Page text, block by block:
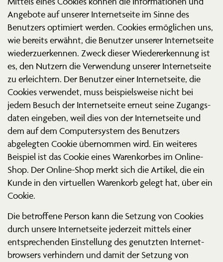
Angebote auf unserer Inter­net­seite im Sinne des
Benutzers optimiert werden. Cookies ermög­lichen uns,
wie bereits erwähnt, die Benutzer unserer Inter­net­seite
wieder­zu­er­kennen. Zweck dieser Wieder­erkennung ist
es, den Nutzern die Verwendung unserer Inter­net­seite
zu erleichtern. Der Benutzer einer Inter­net­seite, die
Cookies verwendet, muss beispiels­weise nicht bei
jedem Besuch der Inter­net­seite erneut seine Zugangs­
daten eingeben, weil dies von der Inter­net­seite und
dem auf dem Compu­ter­system des Benutzers
abgelegten Cookie übernommen wird. Ein weiteres
Beispiel ist das Cookie eines Waren­korbes im Online-
Shop. Der Online-Shop merkt sich die Artikel, die ein
Kunde in den virtu­ellen Warenkorb gelegt hat, über ein
Cookie.
Die betroffene Person kann die Setzung von Cookies
durch unsere Inter­net­seite jederzeit mittels einer
entspre­chenden Einstellung des genutzten Inter­net­
browsers verhindern und damit der Setzung von